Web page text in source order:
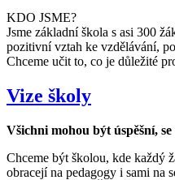
KDO JSME?
Jsme základní škola s asi 300
pozitivní vztah ke vzdělávání,
Chceme učit to, co je důležité
Vize školy
Všichni mohou být úspěšní, se
Chceme být školou, kde každý
obracejí na pedagogy i sami na